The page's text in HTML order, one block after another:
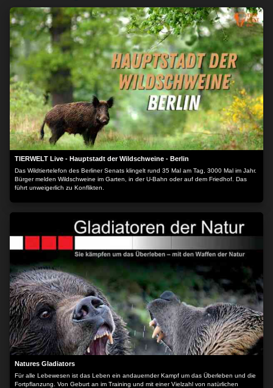
TIERWELT Live - Hauptstadt der Wildschweine - Berlin
Das Wildtiertelefon des Berliner Senats klingelt rund 35 Mal am Tag, 3000 Mal im Jahr.
Bürger melden Wildschweine im Garten, in der U-Bahn oder auf dem Friedhof. Das
führt unweigerlich zu Konflikten.
Natures Gladiators
Für alle Lebewesen ist das Leben ein andauernder Kampf um das Überleben und die
Fortpflanzung. Von Geburt an im Training und mit einer Vielzahl von natürlichen